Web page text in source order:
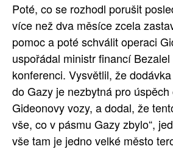
Poté, co se rozhodl porušit
více než dva měsíce zcela
pomoc a poté schválit operaci
uspořádal ministr financí
konferenci. Vysvětlil, že
do Gazy je nezbytná pro úspěch
Gideonovy vozy, a dodal, že
vše, co v pásmu Gazy zbylo“,
vše tam je jedno velké město